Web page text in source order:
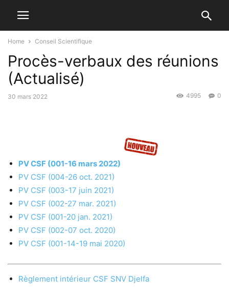
Home Conseil Scientifique
Procès-verbaux des réunions
(Actualisé)
30 mars 2022 0
4995
PV CSF (001-16 mars 2022)
PV CSF (004-26 oct. 2021)
PV CSF (003-17 juin 2021)
PV CSF (002-27 mar. 2021)
PV CSF (001-20 jan. 2021)
PV CSF (002-07 oct. 2020)
PV CSF (001-14-19 mai 2020)
Règlement intérieur CSF SNV Djelfa